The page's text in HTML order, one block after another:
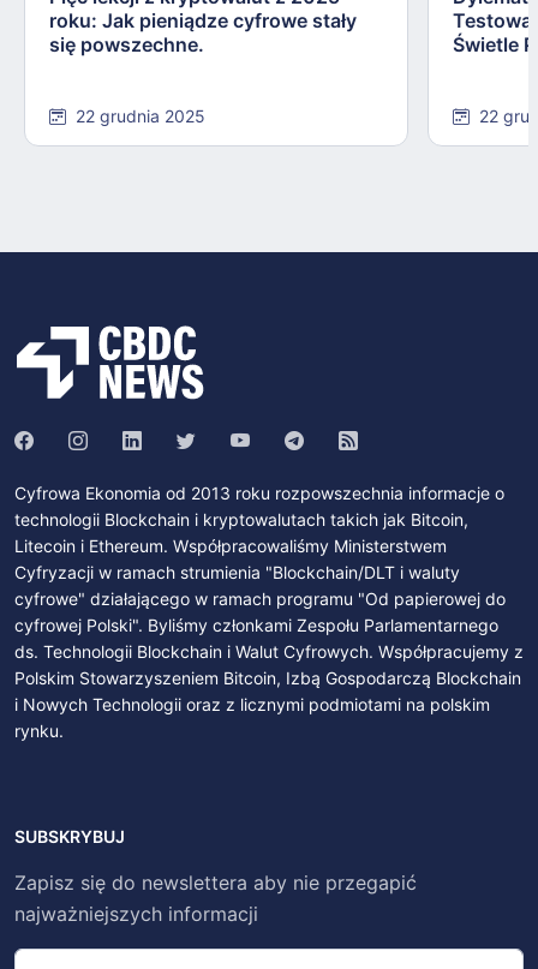
roku: Jak pieniądze cyfrowe stały
się powszechne.
22 grudnia 2025
Świetle
22
Cyfrowa Ekonomia od 2013 roku rozpowszechnia informacje o
technologii Blockchain i kryptowalutach takich jak Bitcoin,
Litecoin i Ethereum. Współpracowaliśmy Ministerstwem
Cyfryzacji w ramach strumienia "Blockchain/DLT i waluty
cyfrowe" działającego w ramach programu "Od papierowej do
cyfrowej Polski". Byliśmy członkami Zespołu Parlamentarnego
ds. Technologii Blockchain i Walut Cyfrowych. Współpracujemy z
Polskim Stowarzyszeniem Bitcoin, Izbą Gospodarczą Blockchain
i Nowych Technologii oraz z licznymi podmiotami na polskim
rynku.
SUBSKRYBUJ
Zapisz się do newslettera aby nie przegapić
najważniejszych informacji